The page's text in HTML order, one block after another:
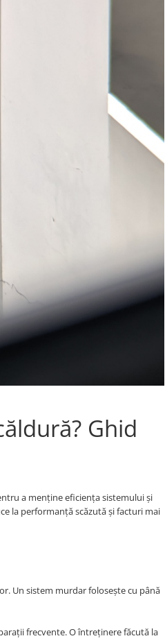
Ghid
a menține eficiența sistemului și
la performanță scăzută și facturi mai
Un sistem murdar folosește cu până
frecvente. O întreținere făcută la